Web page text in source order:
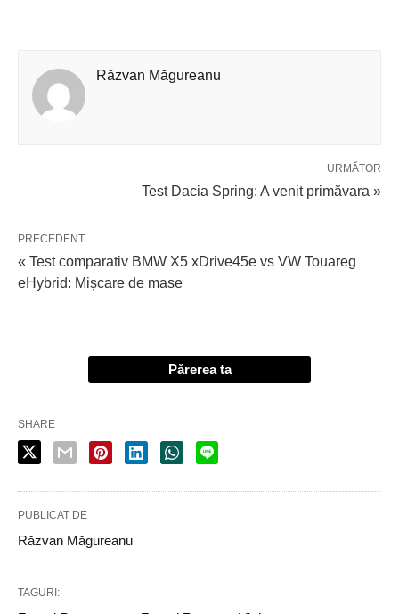
Răzvan Măgureanu
URMĂTOR
Test Dacia Spring: A venit primăvara »
PRECEDENT
« Test comparativ BMW X5 xDrive45e vs VW Touareg
eHybrid: Mișcare de mase
Părerea ta
SHARE
PUBLICAT DE
Răzvan Măgureanu
TAGURI: